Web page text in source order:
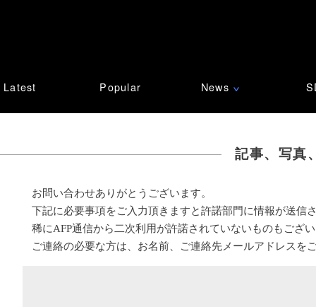
Latest Popular News ∨
記事、写真
お問い合わせありがとうございます。
下記に必要事項をご入力頂きますと許諾部門に情報が送信
稀にAFP通信から二次利用が許諾されていないものもござ
ご連絡の必要な方は、お名前、ご連絡先メールアドレスを